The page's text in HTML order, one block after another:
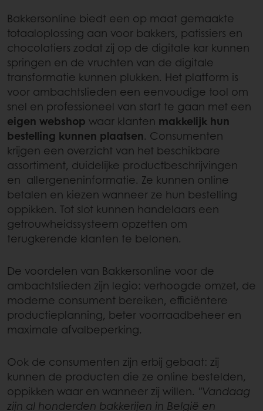
Bakkersonline biedt een op maat gemaakte
totaaloplossing aan voor bakkers, patissiers en
chocolatiers zodat zij op de digitale kar kunnen
springen en de vruchten van de digitale
transformatie kunnen plukken. Het platform is
voor ambachtslieden een eenvoudige tool om
snel en professioneel van start te gaan met een
eigen webshop waar klanten makkelijk hun
bestelling kunnen plaatsen. Consumenten
krijgen een overzicht van het beschikbare
assortiment, duidelijke productbeschrijvingen
en allergeneninformatie. Ze kunnen online
betalen en kiezen wanneer ze hun bestelling
oppikken. Tot slot kunnen handelaars een
getrouwheidssysteem opzetten om
terugkerende klanten te belonen.
De voordelen van Bakkersonline voor de
ambachtslieden zijn legio: verhoogde omzet, de
moderne consument bereiken, efficiëntere
productieplanning, beter voorraadbeheer en
maximale afvalbeperking.
Ook de consumenten zijn erbij gebaat: zij
kunnen de producten die ze online bestelden,
oppikken waar en wanneer zij willen. "Vandaag
zijn al honderden bakkerijen in België en